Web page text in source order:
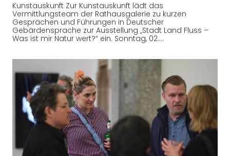
Kunstauskunft Zur Kunstauskunft lädt das
Vermittlungsteam der Rathausgalerie zu kurzen
Gesprächen und Führungen in Deutscher
Gebärdensprache zur Ausstellung „Stadt Land Fluss –
Was ist mir Natur wert?“ ein. Sonntag, 02.…